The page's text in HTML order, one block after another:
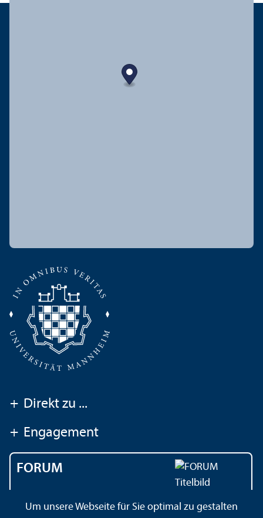
+ Direkt zu ...
+ Engagement
FORUM
Universität Mannheim
Um unsere Webseite für Sie optimal zu gestalten